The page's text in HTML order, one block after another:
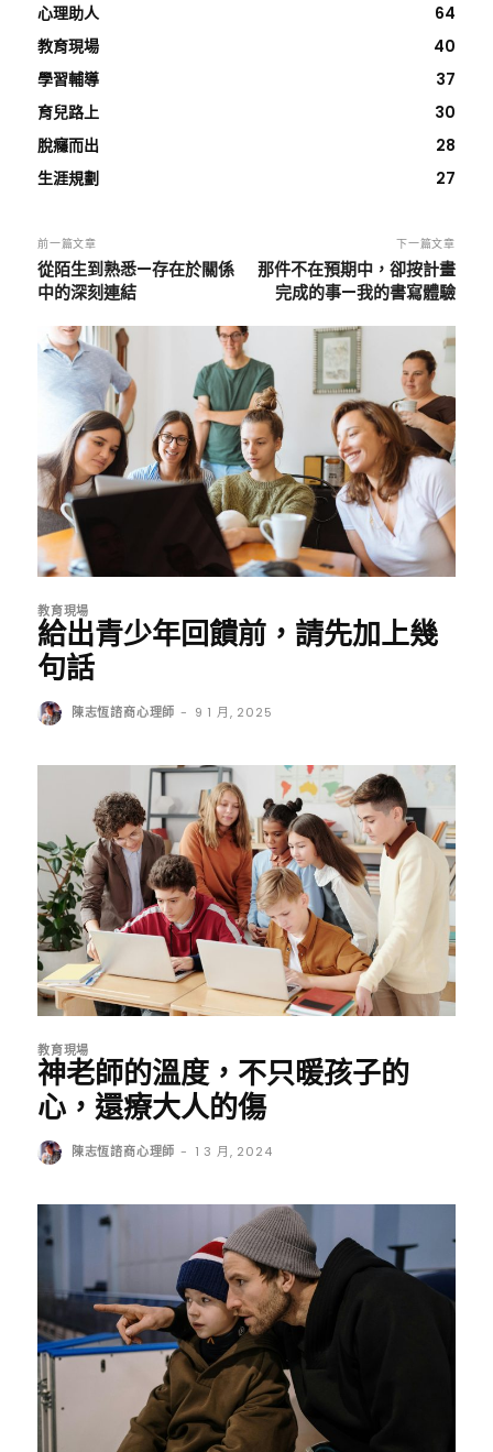
心理助人
64
教育現場
40
學習輔導
37
育兒路上
30
脫癮而出
28
生涯規劃
27
前一篇文章
從陌生到熟悉—存在於關係
中的深刻連結
下一篇文章
那件不在預期中，卻按計畫
完成的事—我的書寫體驗
教育現場
給出青少年回饋前，請先加上幾
句話
陳志恆諮商心理師 - 9 1 月, 2025
教育現場
神老師的溫度，不只暖孩子的
心，還療大人的傷
陳志恆諮商心理師 - 1 3 月, 2024